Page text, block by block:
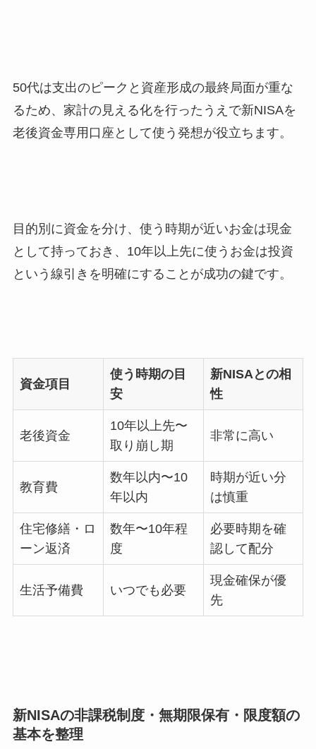
50代は支出のピークと資産形成の最終局面が重な
るため、家計の見える化を行ったうえで新NISAを
老後資金専用口座として使う発想が役立ちます。
目的別に資金を分け、使う時期が近いお金は現金
として持っておき、10年以上先に使うお金は投資
という線引きを明確にすることが成功の鍵です。
資金項目
使う時期の目
安
新NISAとの相
性
老後資金
10年以上先〜
取り崩し期
非常に高い
教育費
数年以内〜10
年以内
時期が近い分
は慎重
住宅修繕・ロ
ーン返済
数年〜10年程
度
必要時期を確
認して配分
生活予備費 いつでも必要
現金確保が優
先
新NISAの非課税制度・無期限保有・限度額の
基本を整理